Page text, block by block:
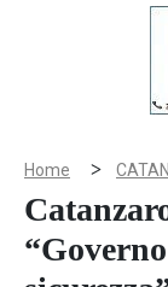
Home >